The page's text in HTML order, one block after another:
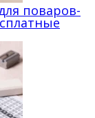
поваров-